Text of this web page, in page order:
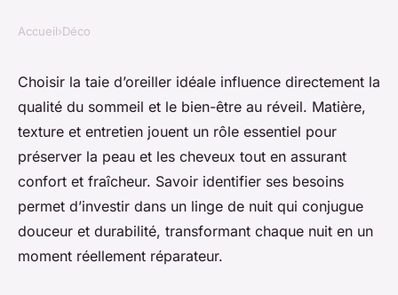
Choisir la taie d'oreiller idéale
pour un sommeil réparateur
Anaïs•3 octobre 2025 •4 min de lecture
Accueil›Déco
Choisir la taie d’oreiller idéale influence directement la
qualité du sommeil et le bien-être au réveil. Matière,
texture et entretien jouent un rôle essentiel pour
préserver la peau et les cheveux tout en assurant
confort et fraîcheur. Savoir identifier ses besoins
permet d’investir dans un linge de nuit qui conjugue
douceur et durabilité, transformant chaque nuit en un
moment réellement réparateur.